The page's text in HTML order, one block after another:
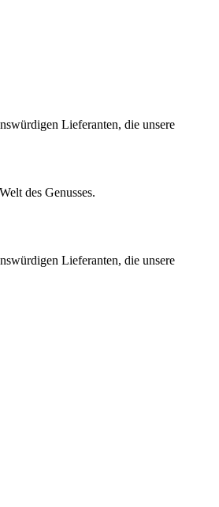
Lieferanten, die unsere
des Genusses.
Lieferanten, die unsere